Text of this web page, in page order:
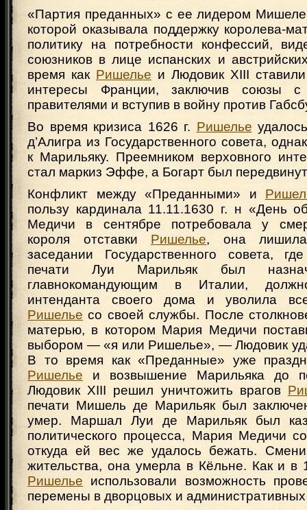
«Партия преданных» с ее лидером
которой оказывала поддержку королева-
политику на потребности конфессий,
союзников в лице испанских и
время как Ришелье и Людовик XIII
интересы Франции, заключив союзы с
правителями и вступив в войну против
Во время кризиса 1626 г. Ришелье
д’Алигра из Государственного совета,
к Марильяку. Преемником верховного
стал маркиз Эффе, а Богарт был
Конфликт между «Преданными» и
пользу кардинала 11.11.1630 г. н «День
Медичи в сентябре потребовала у
короля отставки Ришелье, она лишила
заседании Государственного совета,
печати Луи Марильяк был
главнокомандующим в Италии,
интенданта своего дома и уволила
Ришелье со своей службы. После
матерью, в котором Мария Медичи
выбором — «я или Ришелье», — Людовик
В то время как «Преданные» уже
Ришелье и возвышение Марильяка до
Людовик XIII решил уничтожить врагов
печати Мишель де Марильяк был
умер. Маршал Луи де Марильяк был
политического процесса, Мария Медичи
откуда ей вес же удалось бежать.
жительства, она умерла в Кёльне. Как и в
Ришелье использовали возможность
перемены в дворцовых и